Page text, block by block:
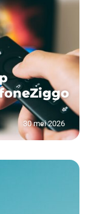
30 mei 2026